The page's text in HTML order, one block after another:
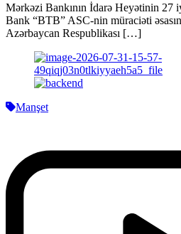
Mərkəzi Bankının İdarə Heyətinin 27
Bank “BTB” ASC-nin müraciəti
Azərbaycan Respublikası […]
Manşet